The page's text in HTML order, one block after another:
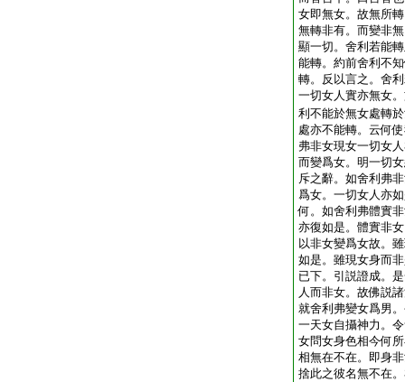
女即無女。故無所
無轉非有。而變非
顯一切。舍利若能
能轉。約前舍利不
轉。反以言之。舍
一切女人實亦無女
利不能於無女處轉
處亦不能轉。云何
弗非女現女一切女
而變爲女。明一切
斥之辭。如舍利弗
爲女。一切女人亦
何。如舍利弗體實
亦復如是。體實非
以非女變爲女故。
如是。雖現女身而
已下。引説證成。
人而非女。故佛説
就舍利弗變女爲男
一天女自攝神力。
女問女身色相今何
相無在不在。即身
捨此之彼名無不在